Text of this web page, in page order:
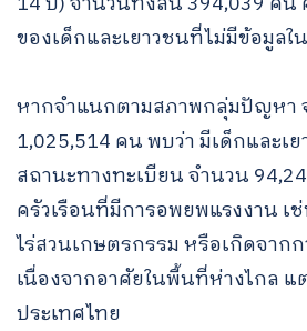
Search
for:
ของเด็กและเยาวชนที่ไม่มีข้อมูลใ
หากจำแนกตามสภาพกลุ่มปัญหา
1,025,514 คน พบว่า มีเด็กและเ
สถานะทางทะเบียน จำนวน
ครัวเรือนที่มีการอพยพแรงงาน เ
ไร่สวนเกษตรกรรม หรือเกิดจาก
เนื่องจากอาศัยในพื้นที่ห่างไกล
ประเทศไทย